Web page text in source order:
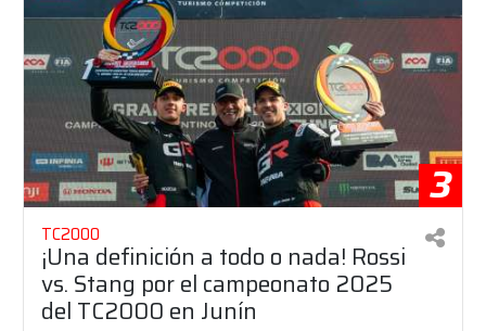
3
TC2000
¡Una definición a todo o nada! Rossi
vs. Stang por el campeonato 2025
del TC2000 en Junín